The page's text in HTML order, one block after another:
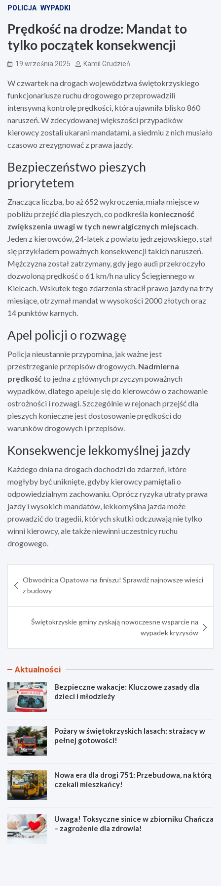
POLICJA WYPADKI
Prędkość na drodze: Mandat to
tylko początek konsekwencji
19 września 2025 Kamil Grudzień
W czwartek na drogach województwa świętokrzyskiego
funkcjonariusze ruchu drogowego przeprowadzili
intensywną kontrolę prędkości, która ujawniła blisko 860
naruszeń. W zdecydowanej większości przypadków
kierowcy zostali ukarani mandatami, a siedmiu z nich musiało
czasowo zrezygnować z prawa jazdy.
Bezpieczeństwo pieszych
priorytetem
Znacząca liczba, bo aż 652 wykroczenia, miała miejsce w
pobliżu przejść dla pieszych, co podkreśla konieczność
zwiększenia uwagi w tych newralgicznych miejscach
Jeden z kierowców, 24-latek z powiatu jędrzejowskiego, stał
się przykładem poważnych konsekwencji takich naruszeń.
Mężczyzna został zatrzymany, gdy jego audi przekroczyło
dozwoloną prędkość o 61 km/h na ulicy Ściegiennego w
Kielcach. Wskutek tego zdarzenia stracił prawo jazdy na trzy
miesiące, otrzymał mandat w wysokości 2000 złotych oraz
14 punktów karnych.
Apel policji o rozwagę
Policja nieustannie przypomina, jak ważne jest
przestrzeganie przepisów drogowych. Nadmierna
prędkość to jedna z głównych przyczyn poważnych
wypadków, dlatego apeluje się do kierowców o zachowanie
ostrożności i rozwagi. Szczególnie w rejonach przejść dla
pieszych konieczne jest dostosowanie prędkości do
warunków drogowych i przepisów.
Konsekwencje lekkomyślnej jazdy
Każdego dnia na drogach dochodzi do zdarzeń, które
mogłyby być uniknięte, gdyby kierowcy pamiętali o
odpowiedzialnym zachowaniu. Oprócz ryzyka utraty prawa
jazdy i wysokich mandatów, lekkomyślna jazda może
prowadzić do tragedii, których skutki odczuwają nie tylko
winni kierowcy, ale także niewinni uczestnicy ruchu
drogowego.
wpisu
Obwodnica Opatowa na finiszu! Sprawdź najnowsze wieści
z budowy
Świętokrzyskie gminy zyskają nowoczesne wsparcie na
wypadek kryzysów
Aktualności
Bezpieczne wakacje: Kluczowe zasady dla
dzieci i młodzieży
Pożary w świętokrzyskich lasach: strażacy w
pełnej gotowości!
Nowa era dla drogi 751: Przebudowa, na którą
czekali mieszkańcy!
Uwaga! Toksyczne sinice w zbiorniku Chańcza
– zagrożenie dla zdrowia!